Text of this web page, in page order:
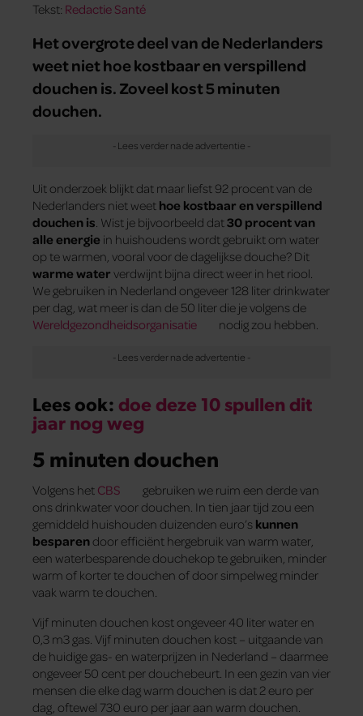
Tekst: Redactie Santé
Het overgrote deel van de Nederlanders
weet niet hoe kostbaar en verspillend
douchen is. Zoveel kost 5 minuten
douchen.
Uit onderzoek blijkt dat maar liefst 92 procent van de
Nederlanders niet weet hoe kostbaar en verspillend
douchen is. Wist je bijvoorbeeld dat30 procent van
alle energie in huishoudens wordt gebruikt om water
op te warmen, vooral voor de dagelijkse douche? Dit
warme water verdwijnt bijna direct weer in het riool.
We gebruiken in Nederland ongeveer 128 liter drinkwater
per dag, wat meer is dan de 50 liter die je volgens de
Wereldgezondheidsorganisatie
nodig zou hebben.
Lees ook: doe deze 10 spullen dit
jaar nog weg
5 minuten douchen
Volgens het CBS
gebruiken we ruim een derde van
ons drinkwater voor douchen. In tien jaar tijd zou een
gemiddeld huishouden duizenden euro’s kunnen
besparen door efficiënt hergebruik van warm water,
een waterbesparende douchekop te gebruiken, minder
warm of korter te douchen of door simpelweg minder
vaak warm te douchen.
Vijf minuten douchen kost ongeveer 40 liter water en
0,3 m3 gas. Vijf minuten douchen kost – uitgaande van
de huidige gas- en waterprijzen in Nederland – daarmee
ongeveer 50 cent per douchebeurt. In een gezin van vier
mensen die elke dag warm douchen is dat 2 euro per
dag, oftewel 730 euro per jaar aan warm douchen.